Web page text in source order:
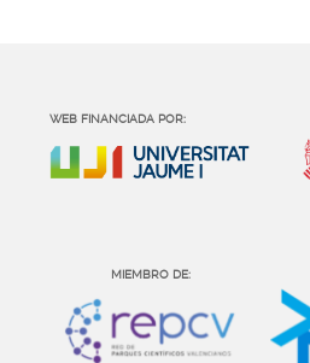
WEB FINANCIADA POR:
MIEMBRO DE: